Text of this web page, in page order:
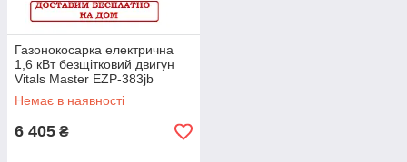
Газонокосарка електрична
1,6 кВт безщітковий двигун
Vitals Master EZP-383jb
Немає в наявності
6 405 ₴